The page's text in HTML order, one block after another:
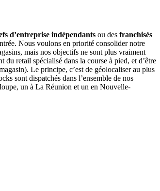
d’entreprise indépendants ou des franchisés
Nous voulons en priorité consolider notre
mais nos objectifs ne sont plus vraiment
du retail spécialisé dans la course à pied, et d’être
Le principe, c’est de géolocaliser au plus
sont dispatchés dans l’ensemble de nos
un à La Réunion et un en Nouvelle-